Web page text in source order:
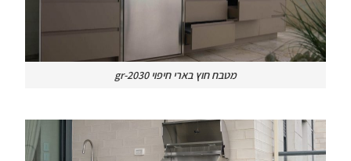
מטבח חוץ בארי חיפוי gr-2030